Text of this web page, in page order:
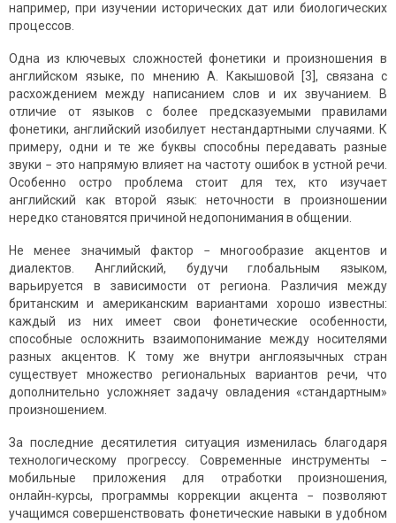
например, при изучении исторических дат или биологических
процессов.
Одна из ключевых сложностей фонетики и произношения в
английском языке, по мнению А. Какышовой [3], связана с
расхождением между написанием слов и их звучанием. В
отличие от языков с более предсказуемыми правилами
фонетики, английский изобилует нестандартными случаями. К
примеру, одни и те же буквы способны передавать разные
звуки − это напрямую влияет на частоту ошибок в устной речи.
Особенно остро проблема стоит для тех, кто изучает
английский как второй язык: неточности в произношении
нередко становятся причиной недопонимания в общении.
Не менее значимый фактор − многообразие акцентов и
диалектов. Английский, будучи глобальным языком,
варьируется в зависимости от региона. Различия между
британским и американским вариантами хорошо известны:
каждый из них имеет свои фонетические особенности,
способные осложнить взаимопонимание между носителями
разных акцентов. К тому же внутри англоязычных стран
существует множество региональных вариантов речи, что
дополнительно усложняет задачу овладения «стандартным»
произношением.
За последние десятилетия ситуация изменилась благодаря
технологическому прогрессу. Современные инструменты −
мобильные приложения для отработки произношения,
онлайн‑курсы, программы коррекции акцента − позволяют
учащимся совершенствовать фонетические навыки в удобном